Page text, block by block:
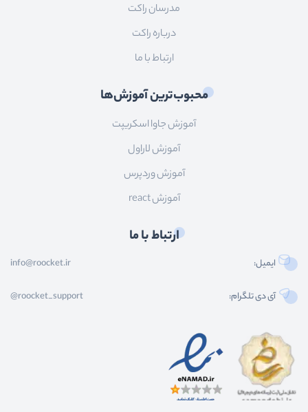
مدرسان راکت
درباره راکت
ارتباط با ما
محبوب‌ترین آموزش‌ها
آموزش جاوا اسکریپت
آموزش لاراول
آموزش وردپرس
آموزش react
ارتباط با ما
ایمیل: info@roocket.ir
آی دی تلگرام: @roocket_support